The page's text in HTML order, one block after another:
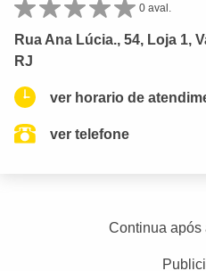
0 aval.
Rua Ana Lúcia., 54, Loja 1,
RJ
ver horario de
ver telefone
Continua